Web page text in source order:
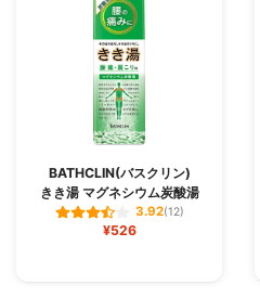
BATHCLIN(バスクリン)
きき湯 マグネシウム炭酸湯
3.92(12)
¥526